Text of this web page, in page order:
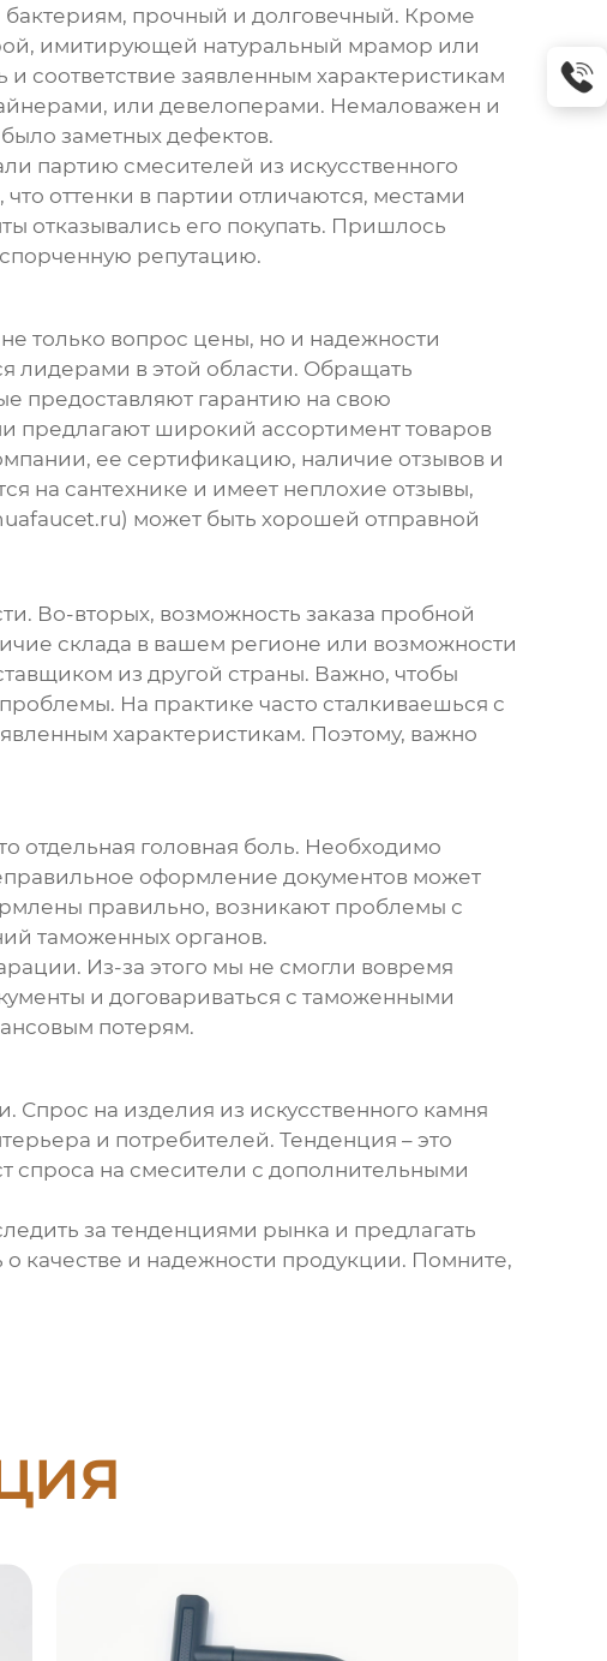
прочный и долговечный. Кроме
имитирующей натуральный мрамор или
и соответствие заявленным характеристикам
или девелоперами. Немаловажен и
заметных дефектов.
партию смесителей из искусственного
оттенки в партии отличаются, местами
отказывались его покупать. Пришлось
репутацию.
не только вопрос цены, но и надежности
лидерами в этой области. Обращать
предоставляют гарантию на свою
предлагают широкий ассортимент товаров
ее сертификацию, наличие отзывов и
на сантехнике и имеет неплохие отзывы,
может быть хорошей отправной
Во-вторых, возможность заказа пробной
склада в вашем регионе или возможности
из другой страны. Важно, чтобы
На практике часто сталкиваешься с
характеристикам. Поэтому, важно
отдельная головная боль. Необходимо
оформление документов может
правильно, возникают проблемы с
таможенных органов.
Из-за этого мы не смогли вовремя
и договариваться с таможенными
потерям.
Спрос на изделия из искусственного камня
и потребителей. Тенденция – это
спроса на смесители с дополнительными
за тенденциями рынка и предлагать
качестве и надежности продукции. Помните,